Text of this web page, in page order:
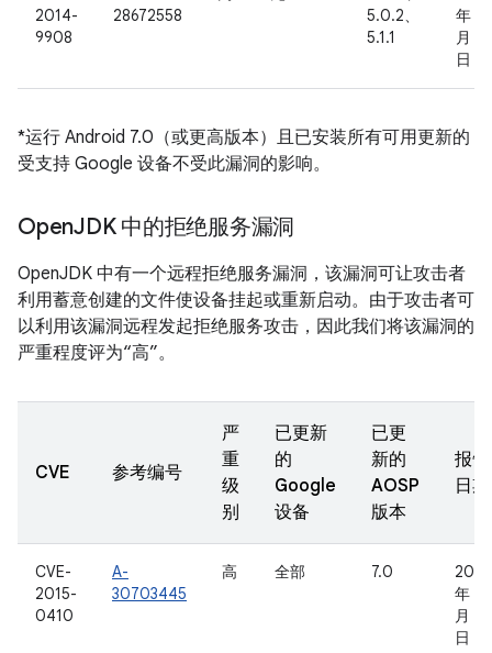
2014-
9908
28672558
5.0.2、
5.1.1
年 5
月 5
日
*运行 Android 7.0（或更高版本）且已安装所有可用更新的
受支持 Google 设备不受此漏洞的影响。
OpenJDK 中的拒绝服务漏洞
OpenJDK 中有一个远程拒绝服务漏洞，该漏洞可让攻击者
利用蓄意创建的文件使设备挂起或重新启动。由于攻击者可
以利用该漏洞远程发起拒绝服务攻击，因此我们将该漏洞的
严重程度评为“高”。
CVE 参考编号
严
重
级
别
已更新
的
Google
设备
已更
新的
AOSP
版本
报告
日期
CVE-
2015-
0410
A-
30703445
高 全部 7.0
2015
年 1
月 16
日